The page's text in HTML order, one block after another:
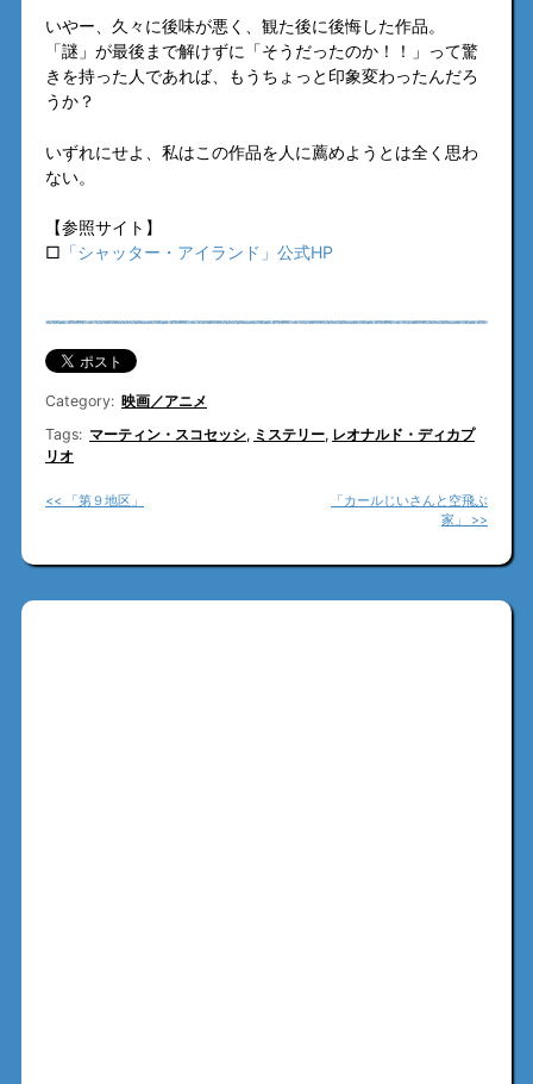
いやー、久々に後味が悪く、観た後に後悔した作品。
「謎」が最後まで解けずに「そうだったのか！！」って驚
きを持った人であれば、もうちょっと印象変わったんだろ
うか？
いずれにせよ、私はこの作品を人に薦めようとは全く思わ
ない。
【参照サイト】
□ 「シャッター・アイランド」公式HP
Category: 映画／アニメ
Tags: マーティン・スコセッシ, ミステリー, レオナルド・ディカプ
リオ
<< 「第９地区」
「カールじいさんと空飛ぶ
家」 >>